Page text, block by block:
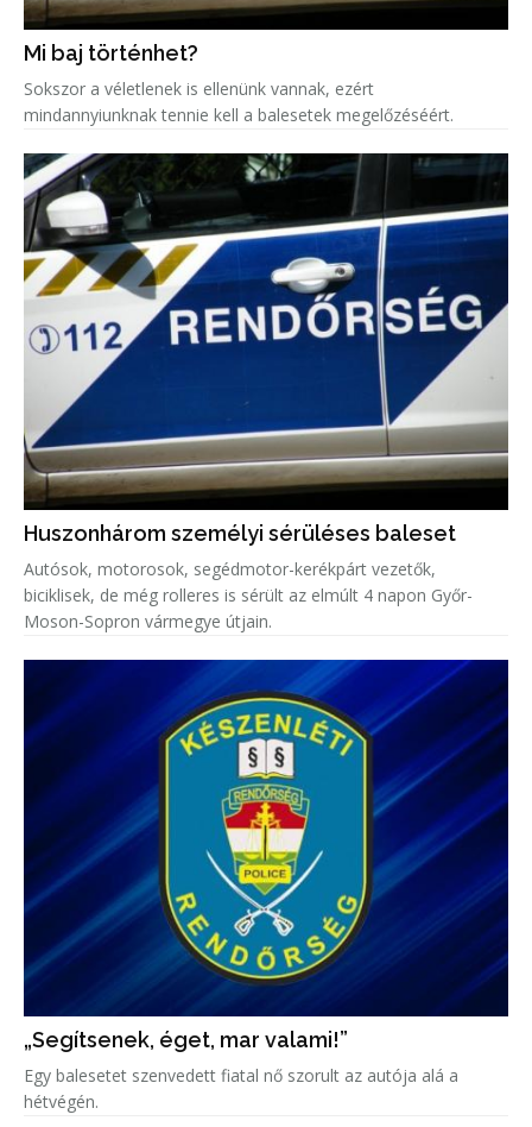
Mi baj történhet?
Sokszor a véletlenek is ellenünk vannak, ezért
mindannyiunknak tennie kell a balesetek megelőzéséért.
Huszonhárom személyi sérüléses baleset
Autósok, motorosok, segédmotor-kerékpárt vezetők,
biciklisek, de még rolleres is sérült az elmúlt 4 napon Győr-
Moson-Sopron vármegye útjain.
„Segítsenek, éget, mar valami!”
Egy balesetet szenvedett fiatal nő szorult az autója alá a
hétvégén.